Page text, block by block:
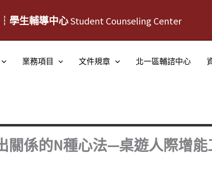
學生輔導中心Student Counseling Center
業務項目 文件規章 北一區輔諮中心
關係的N種心法—桌遊人際增能